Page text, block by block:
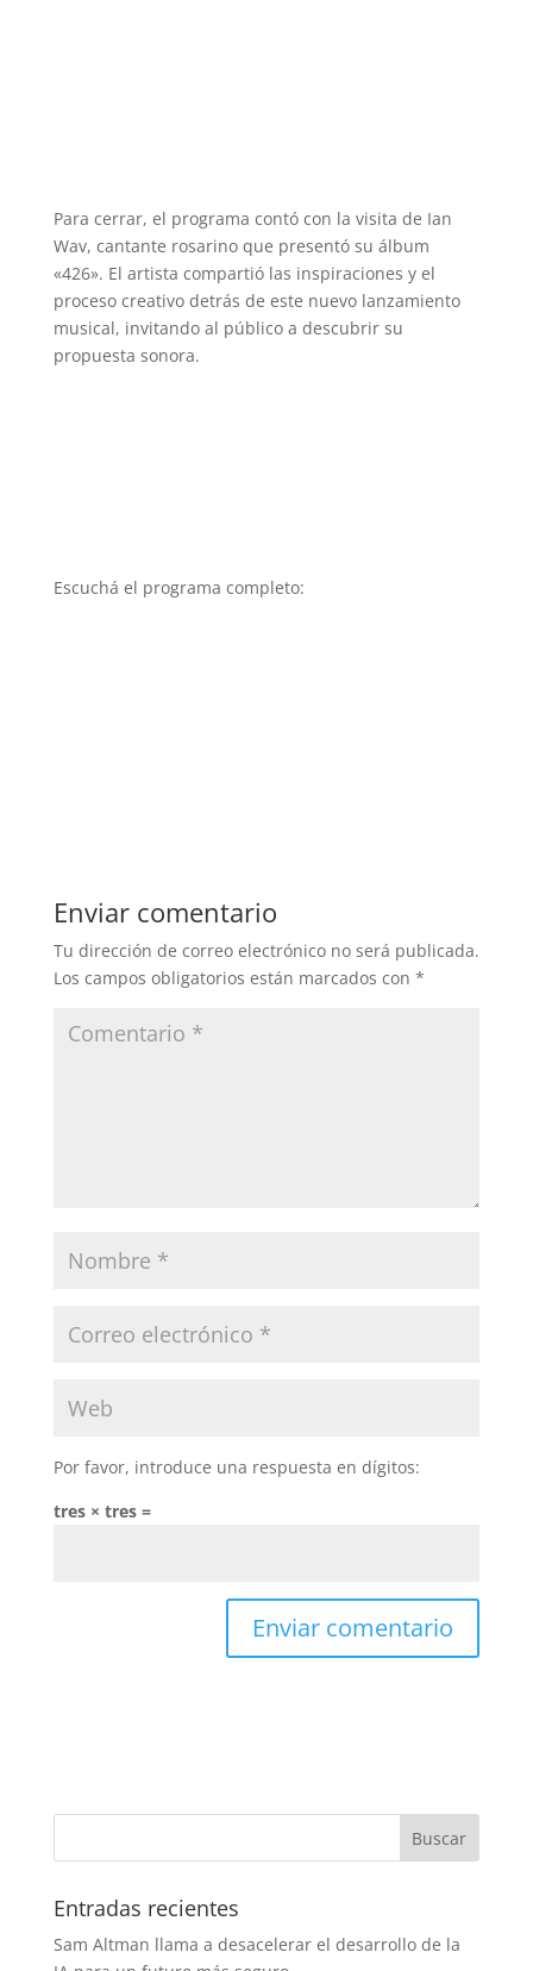
Para cerrar, el programa contó con la visita de Ian
Wav, cantante rosarino que presentó su álbum
«426». El artista compartió las inspiraciones y el
proceso creativo detrás de este nuevo lanzamiento
musical, invitando al público a descubrir su
propuesta sonora.
Escuchá el programa completo:
Enviar comentario
Tu dirección de correo electrónico no será publicada.
Los campos obligatorios están marcados con *
Por favor, introduce una respuesta en dígitos:
tres × tres =
Entradas recientes
Sam Altman llama a desacelerar el desarrollo de la